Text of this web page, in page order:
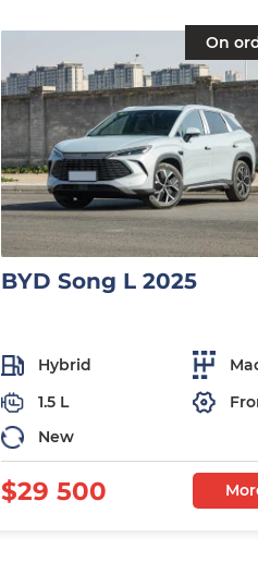
On
BYD Song L 2025
Hybrid
1.5 L
New
$29 500